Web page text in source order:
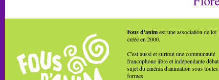
Fous d'animest une association de loi
créée en 2000.
C'est aussi et surtout une communauté
francophone libre et indépendante
sujet du cinéma d'animation sous toutes
formes